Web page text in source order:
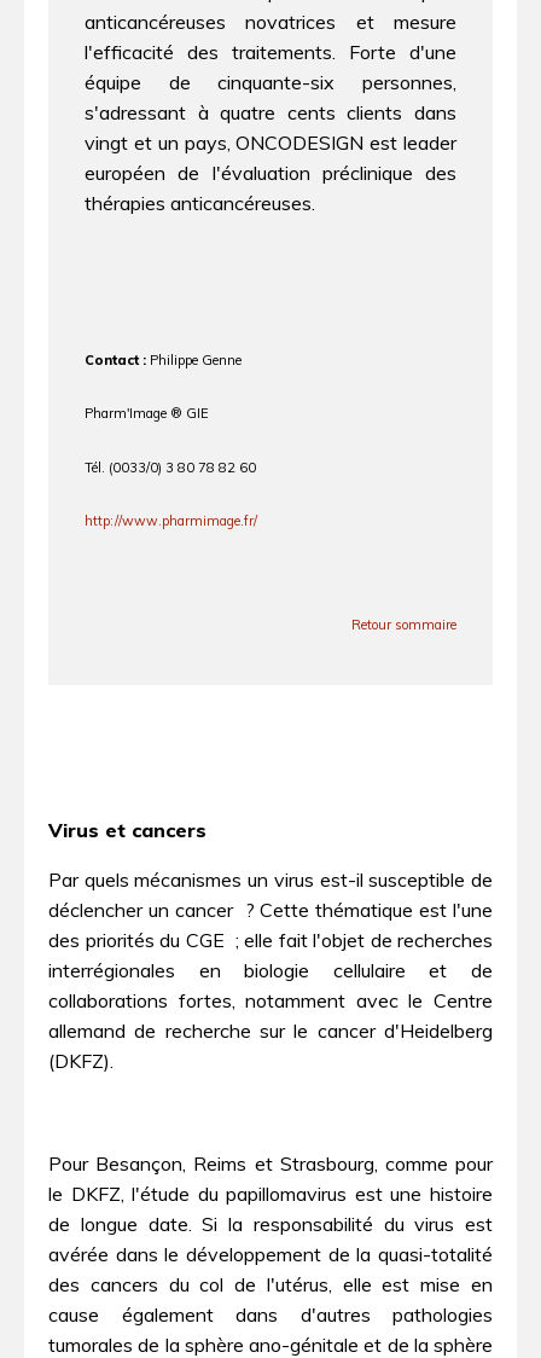
anticancéreuses novatrices et mesure
l'efficacité des traitements. Forte d'une
équipe de cinquante-six personnes,
s'adressant à quatre cents clients dans
vingt et un pays, ONCODESIGN est leader
européen de l'évaluation préclinique des
thérapies anticancéreuses.
Contact : Philippe Genne
Pharm'Image ® GIE
Tél. (0033/0) 3 80 78 82 60
http://www.pharmimage.fr/
Retour sommaire
Virus et cancers
Par quels mécanismes un virus est-il susceptible de
déclencher un cancer ? Cette thématique est l'une
des priorités du CGE ; elle fait l'objet de recherches
interrégionales en biologie cellulaire et de
collaborations fortes, notamment avec le Centre
allemand de recherche sur le cancer d'Heidelberg
(DKFZ).
Pour Besançon, Reims et Strasbourg, comme pour
le DKFZ, l'étude du papillomavirus est une histoire
de longue date. Si la responsabilité du virus est
avérée dans le développement de la quasi-totalité
des cancers du col de l'utérus, elle est mise en
cause également dans d'autres pathologies
tumorales de la sphère ano-génitale et de la sphère